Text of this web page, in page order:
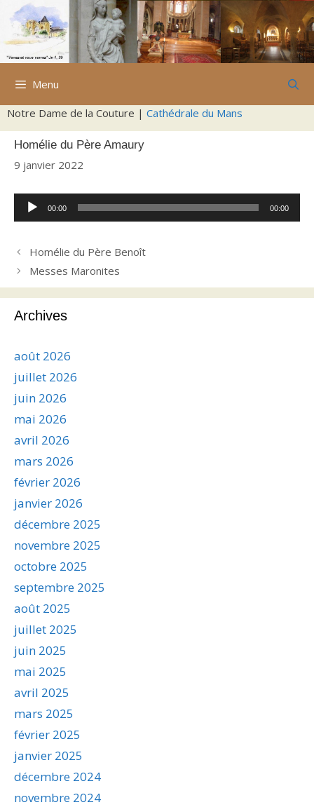
Aller
contenu
Menu
Notre Dame de la Couture | Cathédrale du Mans
Homélie du Père Amaury
9 janvier 2022
Lecteur
audio
00:00 00:00
Homélie du Père Benoît
Messes Maronites
Archives
août 2026
juillet 2026
juin 2026
mai 2026
avril 2026
mars 2026
février 2026
janvier 2026
décembre 2025
novembre 2025
octobre 2025
septembre 2025
août 2025
juillet 2025
juin 2025
mai 2025
avril 2025
mars 2025
février 2025
janvier 2025
décembre 2024
novembre 2024